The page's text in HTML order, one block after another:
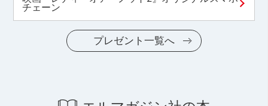
チェーン
プレゼント一覧へ